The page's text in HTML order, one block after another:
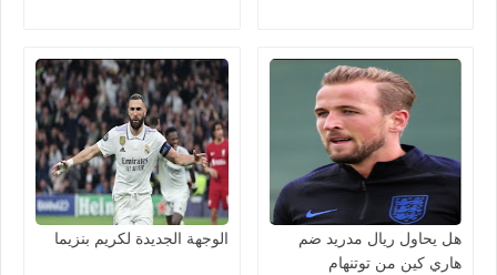
هل يحاول ريال مدريد ضم
هاري كين من توتنهام
الوجهة الجديدة لكريم بنزيما